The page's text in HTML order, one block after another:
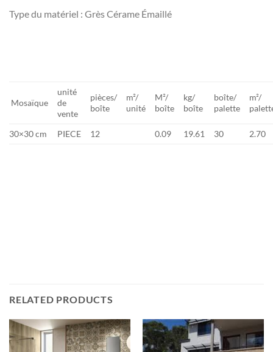
Type du matériel : Grès Cérame Émaillé
Mosaïque
unité
de
vente
pièces/
boîte
m²/
unité
M²/
boîte
kg/
boîte
boîte/
palette
m²/
30×30 cm PIECE 12 0.09 19.61 30 2.70
RELATED PRODUCTS